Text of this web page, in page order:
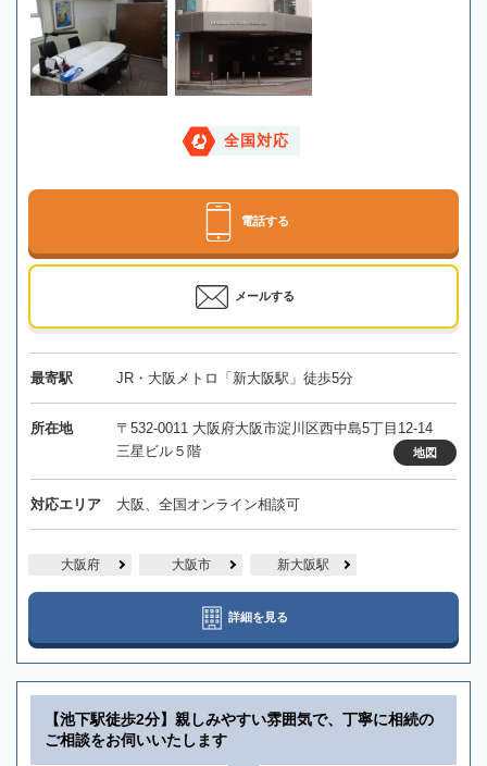
全国対応
電話する
メールする
最寄駅 JR・大阪メトロ「新大阪駅」徒歩5分
所在地
〒532-0011 大阪府大阪市淀川区西中島5丁目12-14
三星ビル５階
地図
対応エリア 大阪、全国オンライン相談可
大阪府 大阪市 新大阪駅
詳細を見る
【池下駅徒歩2分】親しみやすい雰囲気で、丁寧に相続の
ご相談をお伺いいたします